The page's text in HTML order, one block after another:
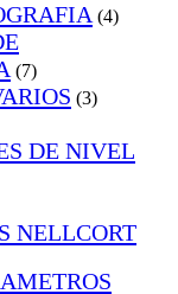
(4)
(7)
(3)
DE NIVEL
NELLCORT